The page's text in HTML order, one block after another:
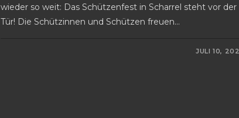
wieder so weit: Das Schützenfest in Scharrel steht vor der
Tür! Die Schützinnen und Schützen freuen…
JULI 10,